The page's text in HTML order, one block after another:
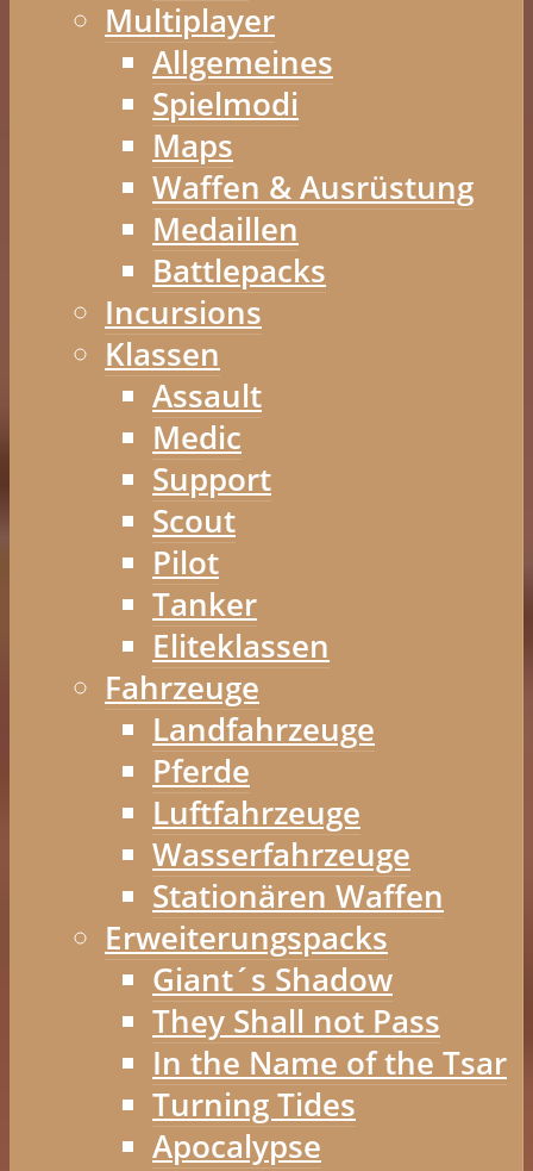
Multiplayer
Allgemeines
Spielmodi
Maps
Waffen & Ausrüstung
Medaillen
Battlepacks
Incursions
Klassen
Assault
Medic
Support
Scout
Pilot
Tanker
Eliteklassen
Fahrzeuge
Landfahrzeuge
Pferde
Luftfahrzeuge
Wasserfahrzeuge
Stationären Waffen
Erweiterungspacks
Giant´s Shadow
They Shall not Pass
In the Name of the Tsar
Turning Tides
Apocalypse